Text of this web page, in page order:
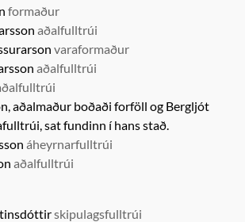
formaður
aðalfulltrúi
varaformaður
aðalfulltrúi
aðalmaður boðaði forföll og Bergljót
sat fundinn í hans stað.
áheyrnarfulltrúi
aðalfulltrúi
skipulagsfulltrúi